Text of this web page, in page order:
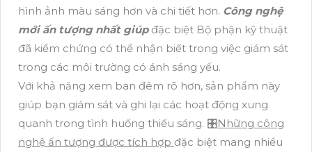
hình ảnh màu sáng hơn và chi tiết hơn. Công nghệ
mới ấn tượng nhất giúpđặc biệt Bộ phận kỹ thuật
đã kiểm chứng có thể nhận biết trong việc giám sát
trong các môi trường có ánh sáng yếu.
Với khả năng xem ban đêm rõ hơn, sản phẩm này
giúp bạn giám sát và ghi lại các hoạt động xung
quanh trong tình huống thiếu sáng. 🎛Những công
nghệ ấn tượng được tích hợp đặc biệt mang nhiều